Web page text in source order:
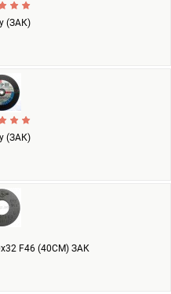
(ЗАК)
(ЗАК)
F46 (40СМ) ЗАК